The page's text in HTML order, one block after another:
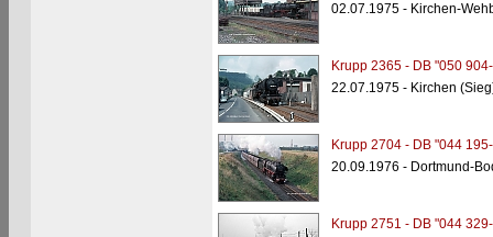
02.07.1975 - Kirchen-
Krupp 2365 - DB "050
22.07.1975 - Kirchen
Krupp 2704 - DB "044
20.09.1976 - Dortmund-
Krupp 2751 - DB "044